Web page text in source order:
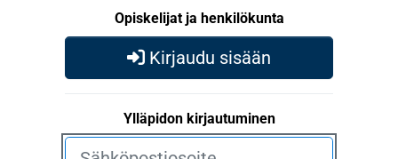
Opiskelijat ja henkilökunta
Kirjaudu sisään
Ylläpidon kirjautuminen